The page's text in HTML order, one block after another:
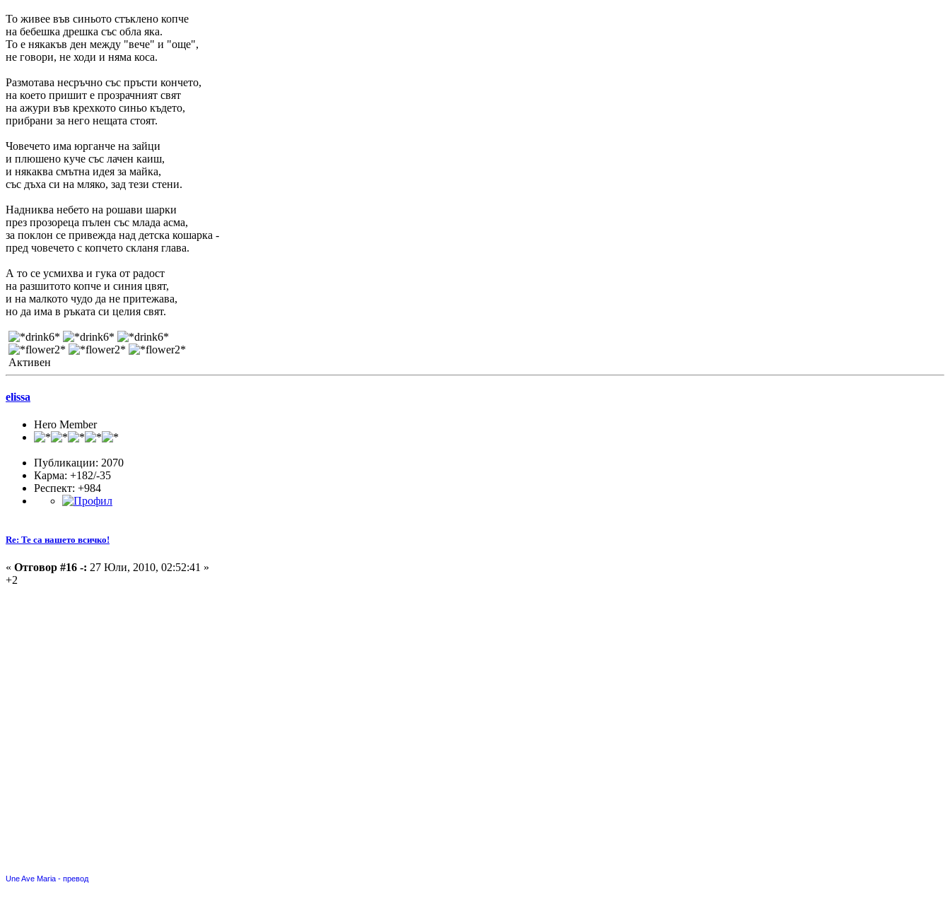
То живее във синьото стъклено копче
на бебешка дрешка със обла яка.
То е някакъв ден между "вече" и "още",
не говори, не ходи и няма коса.
Размотава несръчно със пръсти кончето,
на което пришит е прозрачният свят
на ажури във крехкото синьо където,
прибрани за него нещата стоят.
Човечето има юрганче на зайци
и плюшено куче със лачен каиш,
и някаква смътна идея за майка,
със дъха си на мляко, зад тези стени.
Надниква небето на рошави шарки
през прозореца пълен със млада асма,
за поклон се привежда над детска кошарка -
пред човечето с копчето скланя глава.
А то се усмихва и гука от радост
на разшитото копче и синия цвят,
и на малкото чудо да не притежава,
но да има в ръката си целия свят.
Активен
elissa
Hero Member
Публикации: 2070
Карма: +182/-35
Респект: +984
Re: Те са нашето всичко!
« Отговор #16 -: 27 Юли, 2010, 02:52:41 »
+2
Une Ave Maria - превод